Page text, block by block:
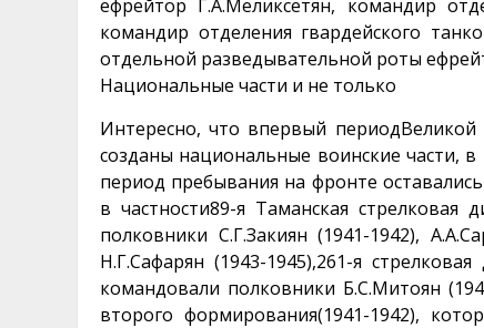
ефрейтор Г.А.Меликсетян, командир
командир отделения гвардейского
отдельной разведывательной роты
Национальные части и не только
Интересно, что впервый
созданы национальные воинские части,
период пребывания на фронте
в частности89-я Таманская стрелковая
полковники С.Г.Закиян (1941-1942),
Н.Г.Сафарян (1943-1945),261-я
командовали полковники Б.С.Митоян
второго формирования(1941-1942),